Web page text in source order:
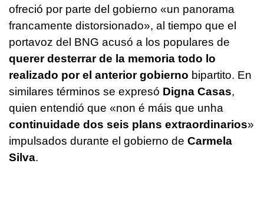
ofreció por parte del gobierno «un panorama
francamente distorsionado», al tiempo que el
portavoz del BNG acusó a los populares de
querer desterrar de la memoria todo lo
realizado por el anterior gobierno bipartito. En
similares términos se expresó Digna Casas,
quien entendió que «non é máis que unha
continuidade dos seis plans extraordinarios»
impulsados durante el gobierno de Carmela
Silva.